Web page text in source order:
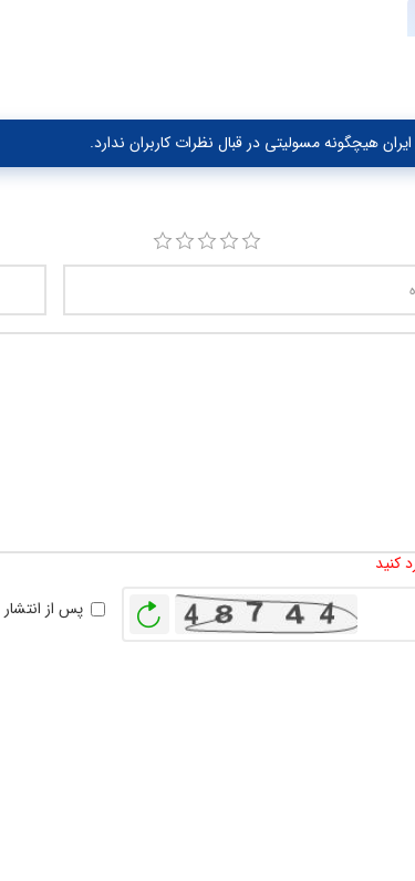
ایران هیچگونه مسولیتی در قبال نظرات کاربران ندارد.
کنید
بازخوانی
پس از